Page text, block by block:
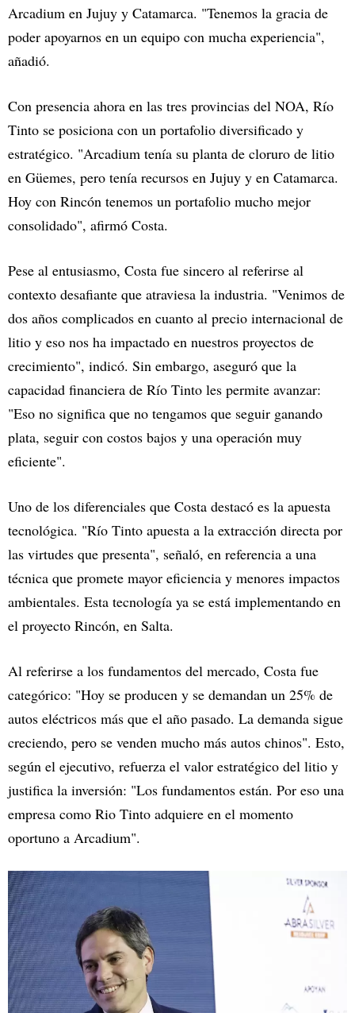
Arcadium en Jujuy y Catamarca. "Tenemos la gracia de
poder apoyarnos en un equipo con mucha experiencia",
añadió.
Con presencia ahora en las tres provincias del NOA, Río
Tinto se posiciona con un portafolio diversificado y
estratégico. "Arcadium tenía su planta de cloruro de litio
en Güemes, pero tenía recursos en Jujuy y en Catamarca.
Hoy con Rincón tenemos un portafolio mucho mejor
consolidado", afirmó Costa.
Pese al entusiasmo, Costa fue sincero al referirse al
contexto desafiante que atraviesa la industria. "Venimos de
dos años complicados en cuanto al precio internacional de
litio y eso nos ha impactado en nuestros proyectos de
crecimiento", indicó. Sin embargo, aseguró que la
capacidad financiera de Río Tinto les permite avanzar:
"Eso no significa que no tengamos que seguir ganando
plata, seguir con costos bajos y una operación muy
eficiente".
Uno de los diferenciales que Costa destacó es la apuesta
tecnológica. "Río Tinto apuesta a la extracción directa por
las virtudes que presenta", señaló, en referencia a una
técnica que promete mayor eficiencia y menores impactos
ambientales. Esta tecnología ya se está implementando en
el proyecto Rincón, en Salta.
Al referirse a los fundamentos del mercado, Costa fue
categórico: "Hoy se producen y se demandan un 25% de
autos eléctricos más que el año pasado. La demanda sigue
creciendo, pero se venden mucho más autos chinos". Esto,
según el ejecutivo, refuerza el valor estratégico del litio y
justifica la inversión: "Los fundamentos están. Por eso una
empresa como Rio Tinto adquiere en el momento
oportuno a Arcadium".